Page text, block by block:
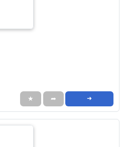
★ ➦ ➜